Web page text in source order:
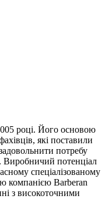
році. Його основою
які поставили
потребу
Виробничий потенціал
спеціалізованому
компанією Barberan
з високоточними